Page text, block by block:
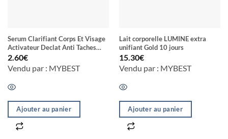
Serum Clarifiant Corps Et Visage
Activateur Declat Anti Taches
Anti Vergeture Nutrition Intense
Au Glutathione
2.60€
Vendu par : MYBEST
Ajouter au panier
Lait corporelle LUMINE extra
unifiant Gold 10 jours
15.30€
Vendu par : MYBEST
Ajouter au panier